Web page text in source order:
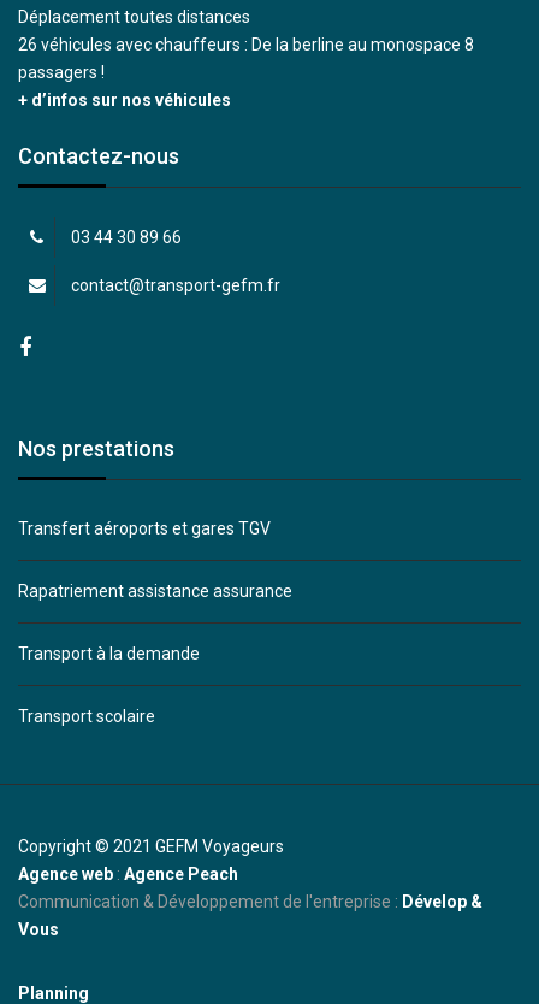
Déplacement toutes distances
26 véhicules avec chauffeurs : De la berline au monospace 8
passagers !
+ d’infos sur nos véhicules
Contactez-nous
03 44 30 89 66
contact@transport-gefm.fr
Nos prestations
Transfert aéroports et gares TGV
Rapatriement assistance assurance
Transport à la demande
Transport scolaire
Copyright © 2021 GEFM Voyageurs
Agence web : Agence Peach
Communication & Développement de l'entreprise : Dévelop &
Vous
Planning